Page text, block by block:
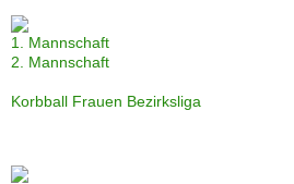
1. Mannschaft
2. Mannschaft
Korbball Frauen Bezirksliga